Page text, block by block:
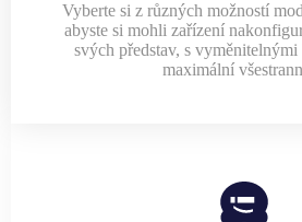
Vyberte si z různých možností
abyste si mohli zařízení
svých představ, s
maximální